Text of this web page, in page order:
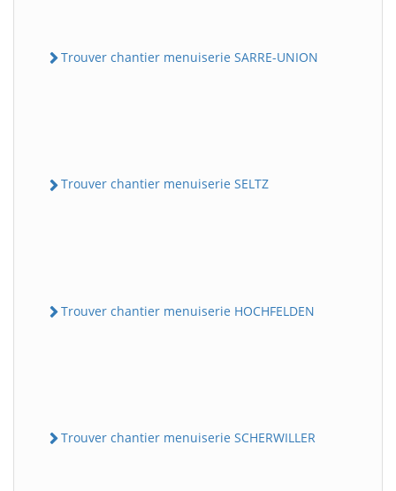
Trouver chantier menuiserie SARRE-UNION
Trouver chantier menuiserie SELTZ
Trouver chantier menuiserie HOCHFELDEN
Trouver chantier menuiserie SCHERWILLER